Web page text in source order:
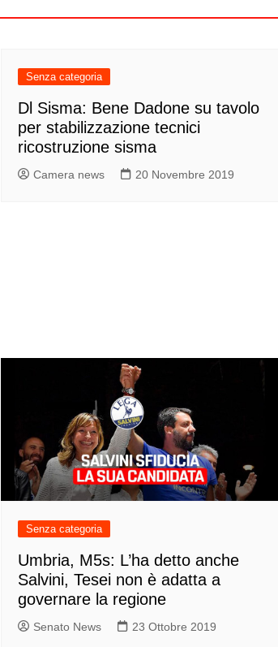
Senza categoria
Dl Sisma: Bene Dadone su tavolo
per stabilizzazione tecnici
ricostruzione sisma
Camera news 20 Novembre 2019
Senza categoria
Umbria, M5s: L’ha detto anche
Salvini, Tesei non è adatta a
governare la regione
Senato News 23 Ottobre 2019